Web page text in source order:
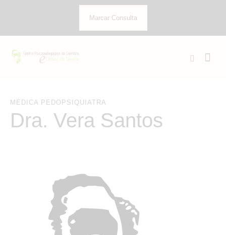
Marcar Consulta
MÉDICA PEDOPSIQUIATRA
Dra. Vera Santos